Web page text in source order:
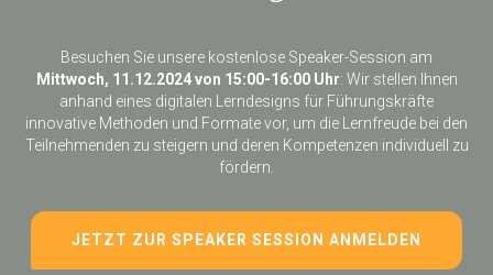
Besuchen Sie unsere kostenlose Speaker-Session am
Mittwoch, 11.12.2024 von 15:00-16:00 Uhr: Wir stellen Ihnen
anhand eines digitalen Lerndesigns für Führungskräfte
innovative Methoden und Formate vor, um die Lernfreude bei den
Teilnehmenden zu steigern und deren Kompetenzen individuell zu
fördern.
JETZT ZUR SPEAKER SESSION ANMELDEN